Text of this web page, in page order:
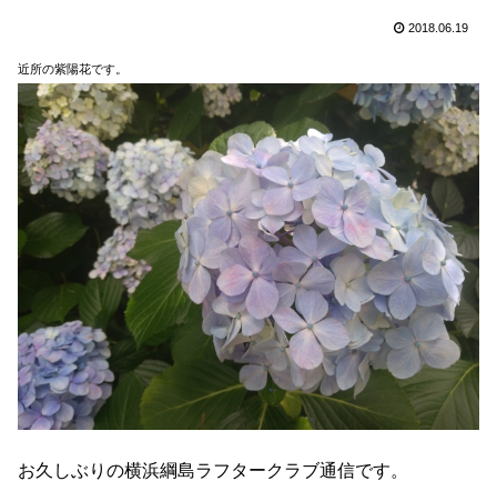
2018.06.19
近所の紫陽花です。
お久しぶりの横浜綱島ラフタークラブ通信です。